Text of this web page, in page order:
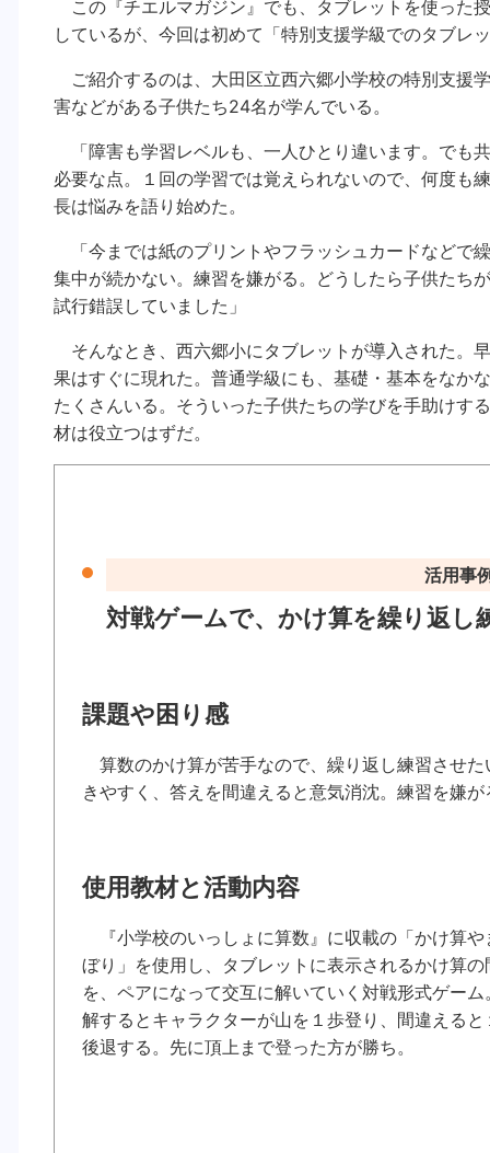
この『チエルマガジン』でも、タブレットを使った
しているが、今回は初めて「特別支援学級でのタブレ
ご紹介するのは、大田区立西六郷小学校の特別支援
害などがある子供たち24名が学んでいる。
「障害も学習レベルも、一人ひとり違います。でも
必要な点。１回の学習では覚えられないので、何度も
長は悩みを語り始めた。
「今までは紙のプリントやフラッシュカードなどで
集中が続かない。練習を嫌がる。どうしたら子供たち
試行錯誤していました」
そんなとき、西六郷小にタブレットが導入された。
果はすぐに現れた。普通学級にも、基礎・基本をなか
たくさんいる。そういった子供たちの学びを手助けす
材は役立つはずだ。
活用事
対戦ゲームで、かけ算を繰り返し
課題や困り感
算数のかけ算が苦手なので、繰り返し練習させ
きやすく、答えを間違えると意気消沈。練習を嫌
使用教材と活動内容
『小学校のいっしょに算数』に収載の「かけ算や
ぼり」を使用し、タブレットに表示されるかけ算の
を、ペアになって交互に解いていく対戦形式ゲーム
解するとキャラクターが山を１歩登り、間違えると
後退する。先に頂上まで登った方が勝ち。